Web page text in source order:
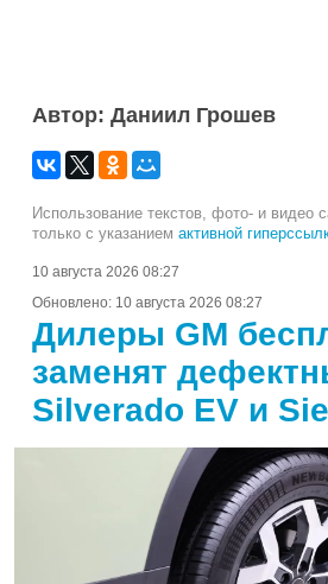
Автор: Даниил Грошев
Использование текстов, фото- и видео
только с указанием активной
10 августа 2026 08:27
Обновлено: 10 августа 2026 08:27
Дилеры GM
заменят
Silverado EV и